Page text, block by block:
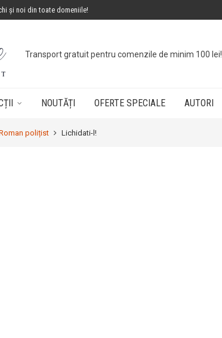
și noi din toate domeniile!
Transport gratuit pentru comenzile de minim 100 lei!
NOUTĂȚI OFERTE SPECIALE AUTORI
polițist Lichidati-l!